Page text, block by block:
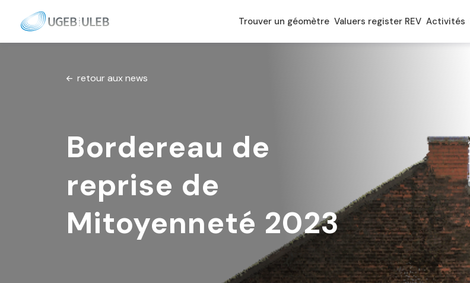
Trouver un géomètre Valuers register REV Activités
retour aux news
Bordereau de
reprise de
Mitoyenneté 2023